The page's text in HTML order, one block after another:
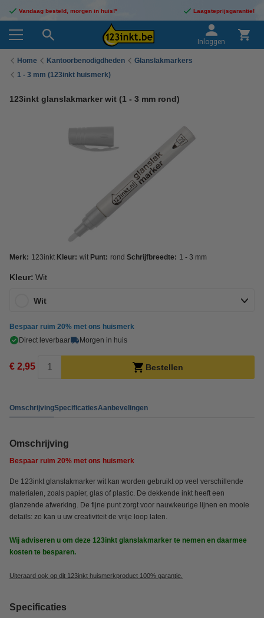
Vandaag besteld, morgen in huis!* Laagsteprijsgarantie!
Inloggen
Home Kantoorbenodigdheden
Glanslakmarkers
1 - 3 mm (123inkt huismerk)
123inkt glanslakmarker wit (1 - 3 mm rond)
Merk: 123inkt Kleur: wit Punt: rond Schrijfbreedte: 1 - 3 mm
Kleur: Wit
Wit
Bespaar ruim 20% met ons huismerk
Direct leverbaar
Morgen in huis
€ 2,95 Bestellen
OmschrijvingSpecificatiesAanbevelingen
Omschrijving
Bespaar ruim 20% met ons huismerk
De 123inkt glanslakmarker wit kan worden gebruikt op veel verschillende
materialen, zoals papier, glas of plastic. De dekkende inkt heeft een
glanzende afwerking. De fijne punt zorgt voor nauwkeurige lijnen en mooie
details: zo kan u uw creativiteit de vrije loop laten.
Wij adviseren u om deze 123inkt glanslakmarker te nemen en daarmee
kosten te besparen.
Uiteraard ook op dit 123inkt huismerkproduct 100% garantie.
Specificaties